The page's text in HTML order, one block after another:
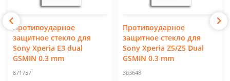
Противоударное
защитное стекло для
Sony Xperia E3 dual
GSMIN 0.3 mm
871757
Противоударное
защитное стекло для
Sony Xperia Z5/Z5 Dual
GSMIN 0.3 mm
303648